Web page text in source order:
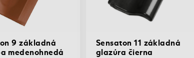
9 základná
medenohnedá
Sensaton 11 základná
glazúra čierna